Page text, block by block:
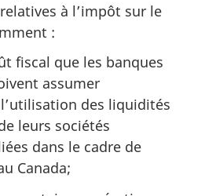
à l’impôt sur le
:
fiscal que les banques
assumer
des liquidités
leurs sociétés
dans le cadre de
Canada;